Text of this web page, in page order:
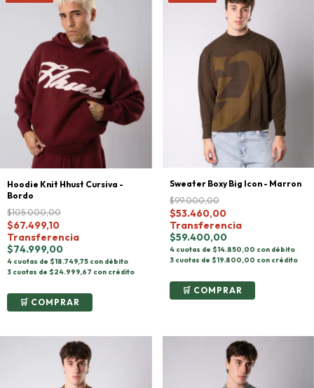
Hoodie Knit Hhust Cursiva -
Bordo
$105.000,00
$67.499,10
Transferencia
$74.999,00
4 cuotas de $18.749,75 con débito
3 cuotas de $24.999,67 con crédito
COMPRAR
Sweater Boxy Big Icon - Marron
$99.000,00
$53.460,00
Transferencia
$59.400,00
4 cuotas de $14.850,00 con débito
3 cuotas de $19.800,00 con crédito
COMPRAR